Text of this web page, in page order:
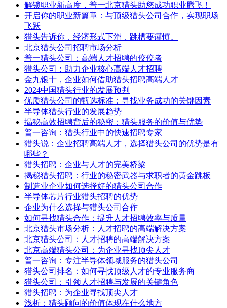
解锁职业新高度，普一北京猎头助您成功职业腾飞！
开启你的职业新篇章：与顶级猎头公司合作，实现职场
飞跃
猎头告诉你，经济形式下滑，跳槽要谨慎。
北京猎头公司招聘市场分析
普一猎头公司：高端人才招聘的佼佼者
猎头公司：助力企业核心高端人才招聘
金九银十，企业如何借助猎头招聘高端人才
2024中国猎头行业的发展预判
​优质猎头公司的甄选标准：寻找业务成功的关键因素
半导体猎头行业的发展趋势
揭秘高效招聘背后的秘密：猎头服务的价值与优势
普一咨询：猎头行业中的快速招聘专家
猎头说：企业招聘高端人才，选择猎头公司的优势是有
哪些？
猎头招聘：企业与人才的完美桥梁
揭秘猎头招聘：行业的秘密武器与求职者的黄金跳板
制造业企业如何选择好的猎头公司合作
半导体芯片行业猎头招聘的优势
企业为什么选择与猎头公司合作
如何寻找猎头合作：提升人才招聘效率与质量
北京猎头市场分析：人才招聘的高端解决方案
北京猎头公司：人才招聘的高端解决方案
北京高端猎头公司：为企业寻找顶尖人才
普一咨询：专注半导体领域服务的猎头公司
猎头公司排名：如何寻找顶级人才的专业服务商
猎头公司：引领人才招聘与发展的关键角色
猎头招聘：为企业寻找顶尖人才
浅析：猎头顾问的价值体现在什么地方